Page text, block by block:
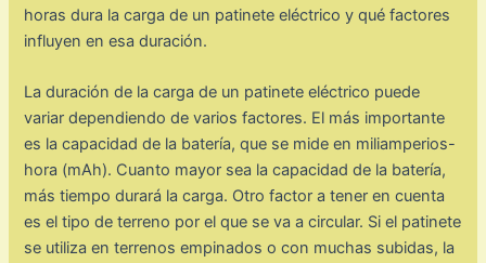
horas dura la carga de un patinete eléctrico y qué factores
influyen en esa duración.
La duración de la carga de un patinete eléctrico puede
variar dependiendo de varios factores. El más importante
es la capacidad de la batería, que se mide en miliamperios-
hora (mAh). Cuanto mayor sea la capacidad de la batería,
más tiempo durará la carga. Otro factor a tener en cuenta
es el tipo de terreno por el que se va a circular. Si el patinete
se utiliza en terrenos empinados o con muchas subidas, la